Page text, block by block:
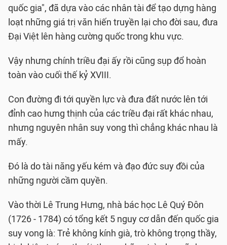
quốc gia", đã dựa vào các nhân tài để tạo dựng hàng
loạt những giá trị văn hiến truyền lại cho đời sau, đưa
Ðại Việt lên hàng cường quốc trong khu vực.
Vậy nhưng chính triều đại ấy rồi cũng sụp đổ hoàn
toàn vào cuối thế kỷ XVIII.
Con đường đi tới quyền lực và đưa đất nước lên tới
đỉnh cao hưng thịnh của các triều đại rất khác nhau,
nhưng nguyên nhân suy vong thì chẳng khác nhau là
mấy.
Ðó là do tài năng yếu kém và đạo đức suy đồi của
những người cầm quyền.
Vào thời Lê Trung Hưng, nhà bác học Lê Quý Ðôn
(1726 - 1784) có tổng kết 5 nguy cơ dẫn đến quốc gia
suy vong là: Trẻ không kính già, trò không trọng thầy,